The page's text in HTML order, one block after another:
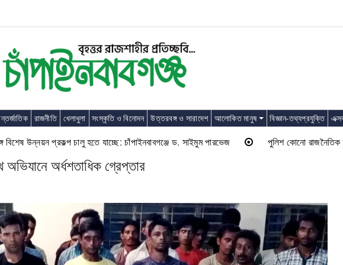
রাজনীতি খেলাধুলা সংস্কৃতি ও বিনোদন উত্তরবঙ্গ ও সারাদেশ আলোকিত মানুষ বিজ্ঞান-তথ্যপ্রযুক্তি
প্রকল্প চালু হতে যাচ্ছে: চাঁপাইনবাবগঞ্জে ড. সাইমুম পারভেজ পুলিশ কোনো রাজনৈতিক দলের
অভিযানে অর্ধশতাধিক গ্রেপ্তার